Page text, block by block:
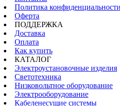
Политика конфиденциальности
Оферта
ПОДДЕРЖКА
Доставка
Оплата
Как купить
КАТАЛОГ
Электроустановочные изделия
Светотехника
Низковольтное оборудование
Электрооборудование
Кабеленесущие системы